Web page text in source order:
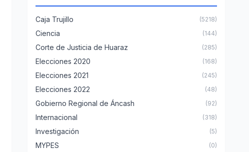
Caja Trujillo (5218)
Ciencia (144)
Corte de Justicia de Huaraz (285)
Elecciones 2020 (168)
Elecciones 2021 (245)
Elecciones 2022 (48)
Gobierno Regional de Áncash (92)
Internacional (318)
Investigación (5)
MYPES (0)